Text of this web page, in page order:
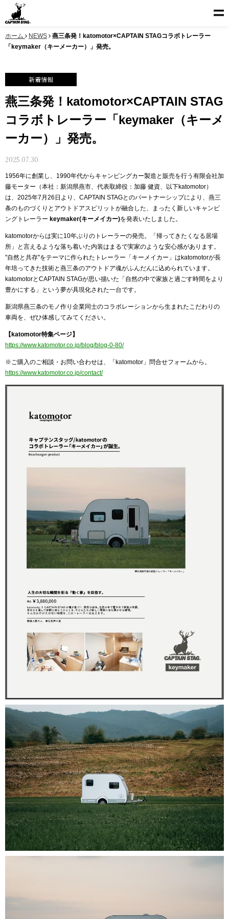
ホーム NEWS
燕三条発！katomotor×CAPTAIN STAGコラボトレーラー
「keymaker（キーメーカー）」発売。
新着情報
燕三条発！katomotor×CAPTAIN STAG
コラボトレーラー「keymaker（キーメ
ーカー）」発売。
2025.07.30
1956年に創業し、1990年代からキャンピングカー製造と販売を行う有限会社加
藤モーター（本社：新潟県燕市、代表取締役：加藤 健資、以下katomotor）
は、2025年7月26日より、CAPTAIN STAGとのパートナーシップにより、燕三
条のものづくりとアウトドアスピリットが融合した、まったく新しいキャンピ
ングトレーラー keymaker(キーメイカー)を発表いたしました。
katomotorからは実に10年ぶりのトレーラーの発売。「帰ってきたくなる居場
所」と言えるような落ち着いた内装はまるで実家のような安心感があります。
"自然と共存"をテーマに作られたトレーラー「キーメイカー」はkatomotorが長
年培ってきた技術と燕三条のアウトドア魂がふんだんに込められています。
katomotorとCAPTAIN STAGが思い描いた「自然の中で家族と過ごす時間をより
豊かにする」という夢が具現化された一台です。
新潟県燕三条のモノ作り企業同士のコラボレーションから生まれたこだわりの
車両を、ぜひ体感してみてください。
【katomotor特集ページ】
https://www.katomotor.co.jp/blog/blog-0-80/
※ご購入のご相談・お問い合わせは、「katomotor」問合せフォームから。
https://www.katomotor.co.jp/contact/